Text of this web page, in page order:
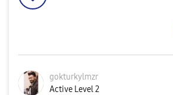
gokturkylmzr
Active Level 2